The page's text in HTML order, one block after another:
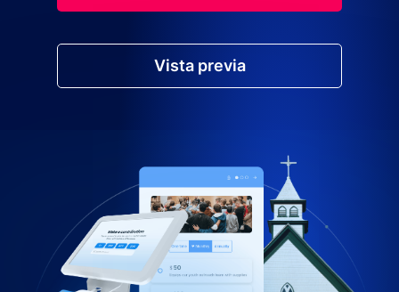
Vista previa